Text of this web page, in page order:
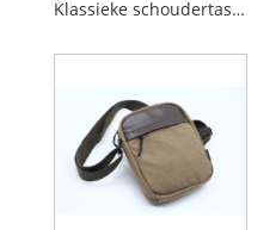
Klassieke schoudertas voor heren van nylon stof